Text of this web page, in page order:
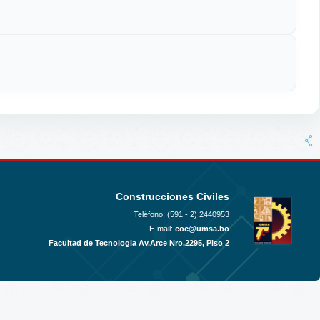
Construcciones Civiles
Teléfono: (591 - 2) 2440953
E-mail: coc@umsa.bo
Facultad de Tecnologia Av.Arce Nro.2295, Piso 2